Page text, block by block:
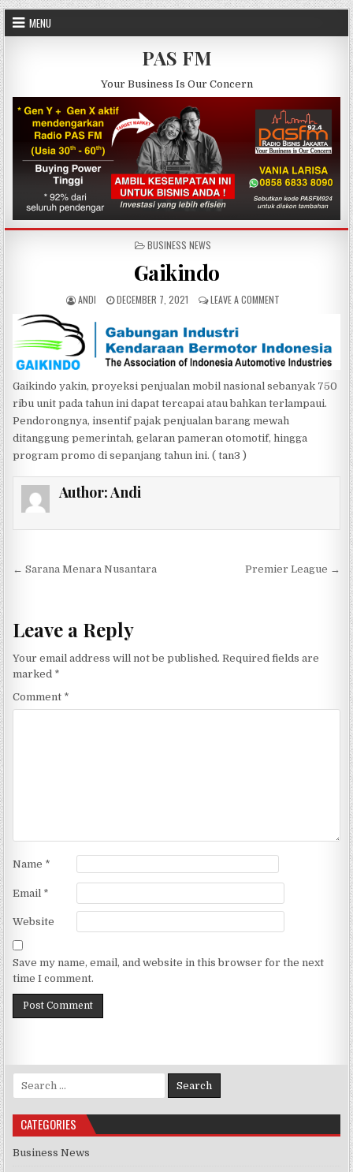
Skip to content
MENU
PAS FM
Your Business Is Our Concern
POSTED IN
BUSINESS NEWS
Gaikindo
AUTHOR:
ANDI PUBLISHED DATE:
DECEMBER 7, 2021 LEAVE A COMMENTON GAIKINDO
Gaikindo yakin, proyeksi penjualan mobil nasional sebanyak 750
ribu unit pada tahun ini dapat tercapai atau bahkan terlampaui.
Pendorongnya, insentif pajak penjualan barang mewah
ditanggung pemerintah, gelaran pameran otomotif, hingga
program promo di sepanjang tahun ini. ( tan3 )
Author:Andi
Post navigation
← Sarana Menara Nusantara Premier League →
Leave a Reply
Your email address will not be published. Required fields are
marked *
Comment *
Name *
Email *
Website
Save my name, email, and website in this browser for the next
time I comment.
Search for:
CATEGORIES
Business News